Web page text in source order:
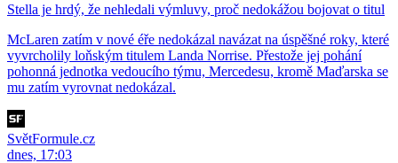
Stella je hrdý, že nehledali výmluvy, proč nedokážou bojovat o titul
McLaren zatím v nové éře nedokázal navázat na úspěšné roky, které
vyvrcholily loňským titulem Landa Norrise. Přestože jej pohání
pohonná jednotka vedoucího týmu, Mercedesu, kromě Maďarska se
mu zatím vyrovnat nedokázal.
SvětFormule.cz
dnes, 17:03